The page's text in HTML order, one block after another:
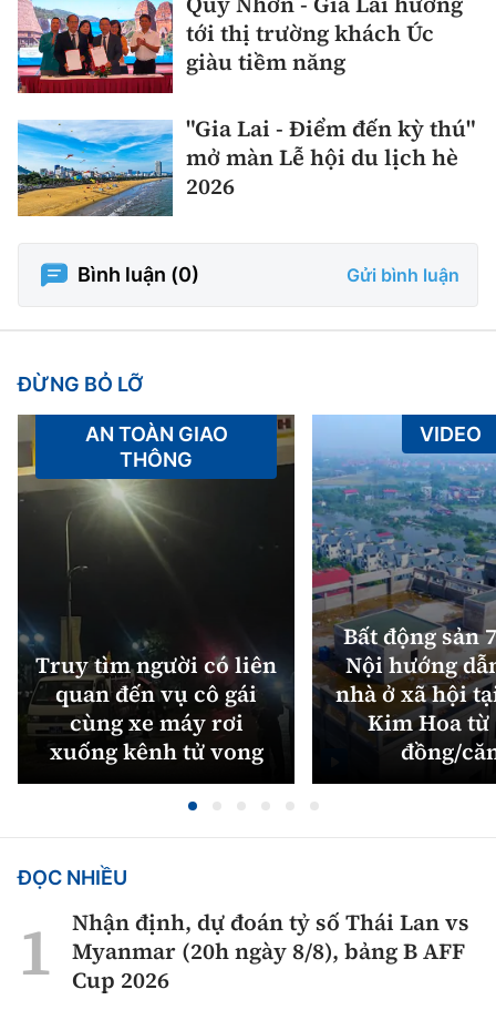
tới thị trường khách Úc
giàu tiềm năng
"Gia Lai - Điểm đến kỳ thú"
mở màn Lễ hội du lịch hè
2026
Bình luận (0) Gửi bình luận
ĐỪNG BỎ LỠ
Truy tìm người có liên
quan đến vụ cô gái
cùng xe máy rơi
xuống kênh tử vong
AN TOÀN GIAO
THÔNG
Bất động sản
Nội hướng
nhà ở xã hội
Kim Hoa từ
đồng/
VIDEO
ĐỌC NHIỀU
Nhận định, dự đoán tỷ số Thái Lan vs
Myanmar (20h ngày 8/8), bảng B AFF
Cup 2026